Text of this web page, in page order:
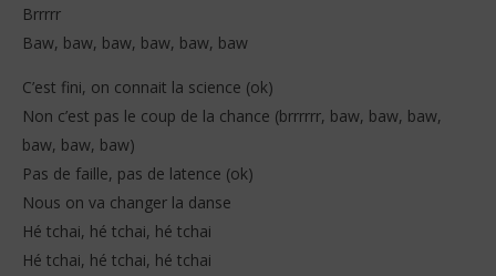
Lyrics
25
2025
Brrrrr
Baw, baw, baw, baw, baw, baw
C’est fini, on connait la science (ok)
Non c’est pas le coup de la chance (brrrrrr, baw, baw, baw,
baw, baw, baw)
Pas de faille, pas de latence (ok)
Nous on va changer la danse
Hé tchai, hé tchai, hé tchai
Hé tchai, hé tchai, hé tchai